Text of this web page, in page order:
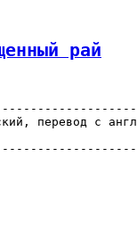
рай
перевод с